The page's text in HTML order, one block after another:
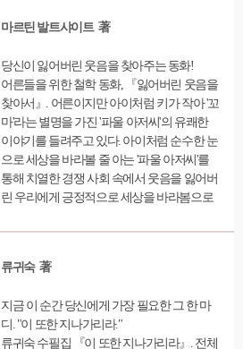
수, 철학가, 환경운동가 등 각 분야를 대표하
수 있는 힘이 되어주는 글들이 수록되어 있다.
뜻하지 않은 고난과 시련, 불행의 굴레에서 때
로 비틀거리거나 마음 아파하지만 지금 살아
있기에 아직 희망이 있다는 사실을 일깨워준
다. 행복은 철저하게 우리 마음가짐에 달려있
으며 내일의 희망이 자라는 곳도 물질이 아닌
'마음'에 있다. 어렵고 힘든 시대를 살아가는
모든 이들에게 삶의 새로운 이정표가 되어줄
는 삶의 위대한 힘에 대해 깨달을 수 있는 기
회가 될 것이다.
마르틴 발트샤이트 著
당신이 잃어버린 웃음을 찾아주는 동화!
어른들을 위한 철학 동화, 『잃어버린 웃음을
찾아서』. 어른이지만 아이처럼 키가 작아 '꼬
마'라는 별명을 가진 '파울 아저씨'의 유쾌한
이야기를 들려주고 있다. 아이처럼 순수한 눈
으로 세상을 바라볼 줄 아는 '파울 아저씨'를
통해 치열한 경쟁 사회 속에서 웃음을 잃어버
린 우리에게 긍정적으로 세상을 바라봄으로
책은 아이들을 위한 동화를 어른들을 위한 동
활 속에서 잃어버린 삶의 의미를 찾도록 인도
의 희망이자 행복이며 기쁨이다. 그러한 '웃
음'을 찾아가는 '파울 아저씨'의 모습은 일상생
류귀숙 著
지금 이 순간 당신에게 가장 필요한 그 한 마
디. "이 또한 지나가리라."
류귀숙 수필집 『이 또한 지나가리라』. 전체